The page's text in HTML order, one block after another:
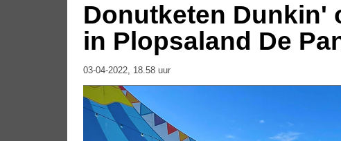
Donutketen Dunkin'
in Plopsaland De
03-04-2022, 18.58 uur